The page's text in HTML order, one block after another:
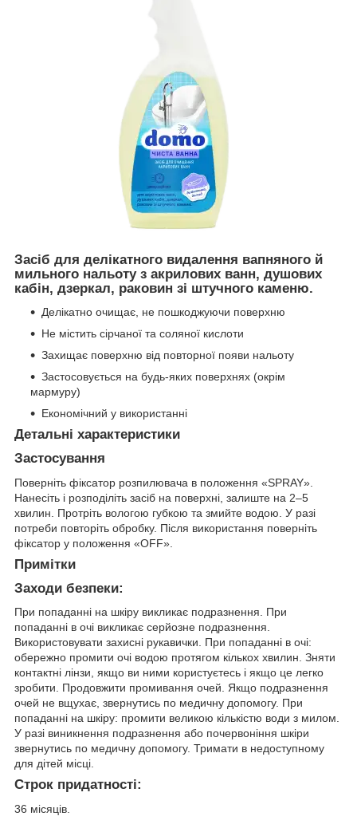
Засіб для делікатного видалення вапняного й
мильного нальоту з акрилових ванн, душових
кабін, дзеркал, раковин зі штучного каменю.
Делікатно очищає, не пошкоджуючи поверхню
Не містить сірчаної та соляної кислоти
Захищає поверхню від повторної появи нальоту
Застосовується на будь-яких поверхнях (окрім
мармуру)
Економічний у використанні
Детальні характеристики
Застосування
Поверніть фіксатор розпилювача в положення «SPRAY».
Нанесіть і розподіліть засіб на поверхні, залиште на 2–5
хвилин. Протріть вологою губкою та змийте водою. У разі
потреби повторіть обробку. Після використання поверніть
фіксатор у положення «OFF».
Примітки
Заходи безпеки:
При попаданні на шкіру викликає подразнення. При
попаданні в очі викликає серйозне подразнення.
Використовувати захисні рукавички. При попаданні в очі:
обережно промити очі водою протягом кількох хвилин. Зняти
контактні лінзи, якщо ви ними користуєтесь і якщо це легко
зробити. Продовжити промивання очей. Якщо подразнення
очей не вщухає, звернутись по медичну допомогу. При
попаданні на шкіру: промити великою кількістю води з милом.
У разі виникнення подразнення або почервоніння шкіри
звернутись по медичну допомогу. Тримати в недоступному
для дітей місці.
Строк придатності:
36 місяців.